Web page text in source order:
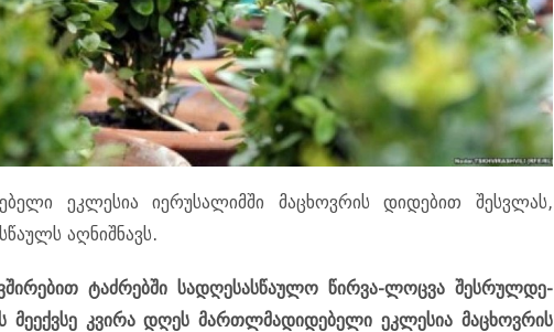
ეკ­ლე­სია იე­რუ­სა­ლიმ­ში მა­ცხოვ­რის დი­დე­ბით შეს­ვლას,
აღ­ნიშ­ნავს.
ტაძ­რებ­ში სა­დღე­სას­წა­უ­ლო წირ­ვა-ლოც­ვა შეს­რულ­დე­
მე­ექ­ვსე კვი­რა დღეს მარ­თლმა­დი­დე­ბე­ლი ეკ­ლე­სია მა­ცხოვ­რის